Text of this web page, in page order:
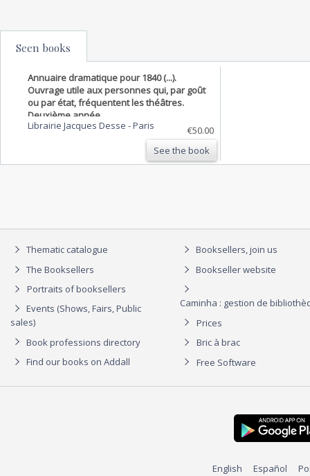
Seen books
Annuaire dramatique pour 1840 (...).
Ouvrage utile aux personnes qui, par goût
ou par état, fréquentent les théâtres.
Deuxième année
Librairie Jacques Desse -Paris
€50.00
See the book
Thematic catalogue
The Booksellers
Portraits of booksellers
Events (Shows, Fairs, Public
sales)
Book professions directory
Find our books on Addall
Booksellers, join us
Bookseller website
Caminha : gestion de
Prices
Bric à brac
Free Software
English Español